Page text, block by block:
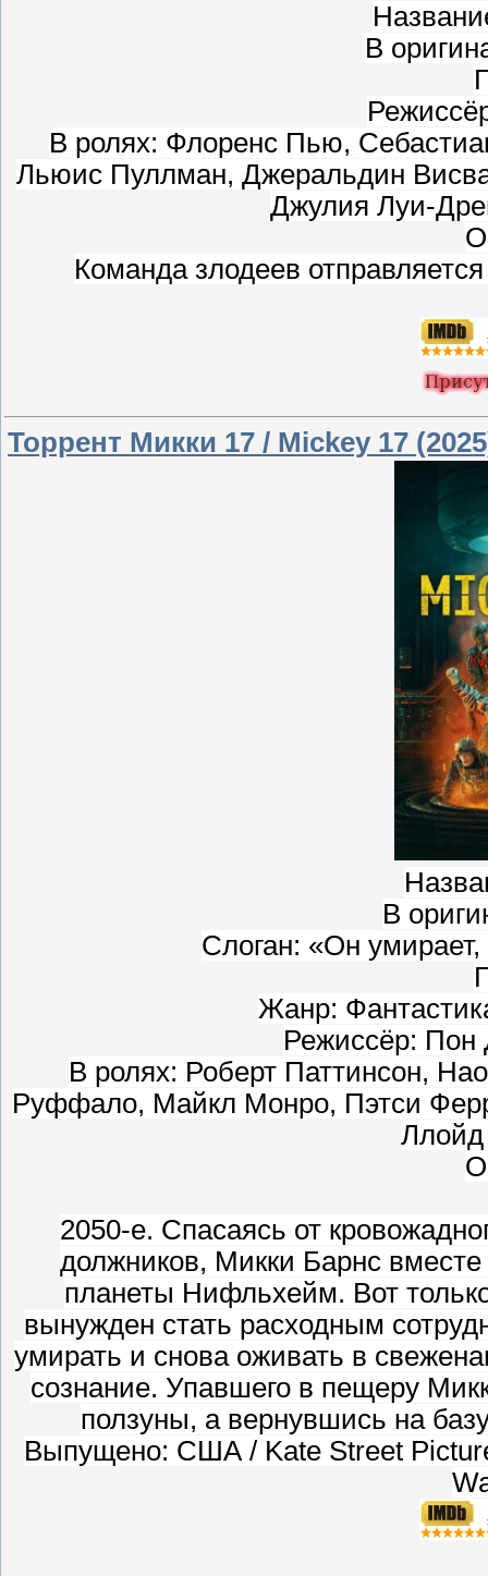
В
В ролях: Флоренс Пью,
Льюис Пуллман, Джеральдин
Джулия Луи-
Команда злодеев
Торрент Микки 17 / Mickey 17
В
Слоган: «Он
Жанр:
Режиссёр: Пон
В ролях: Роберт Паттинсон,
Руффало, Майкл Монро, Пэтси
Ллойд
2050-е. Спасаясь от
должников, Микки Барнс
планеты Нифльхейм. Вот
вынужден стать расходным
умирать и снова оживать в
сознание. Упавшего в пещеру
ползуны, а вернувшись на
Выпущено: США / Kate Street